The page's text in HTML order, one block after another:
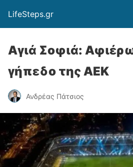
LifeSteps.gr
Αγιά Σοφιά:
γήπεδο της ΑΕΚ
Ανδρέας Πάτσιος